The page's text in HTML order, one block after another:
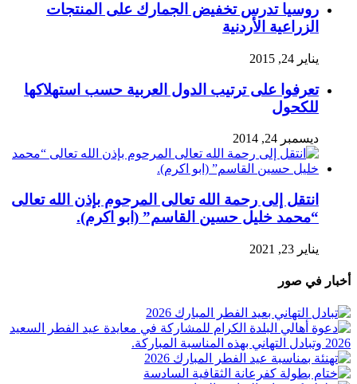
روسيا تدرس تخفيض الجمارك على المنتجات
الزراعية الأردنية
يناير 24, 2015
تعرفوا على ترتيب الدول العربية حسب استهلاكها
للكحول
ديسمبر 24, 2014
انتقل إلى رحمة الله تعالى المرحوم بإذن الله تعالى
“محمد خليل حسين القاسم” (ابو اكرم).
يناير 23, 2021
أخبار في صور